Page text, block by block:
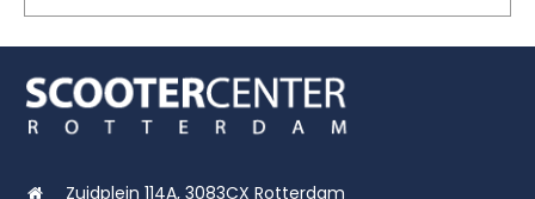
Zuidplein 114A, 3083CX Rotterdam